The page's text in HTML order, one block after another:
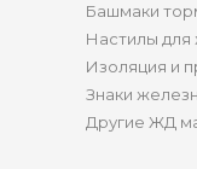
Башмаки
Настилы для
Изоляция и
Знаки
Другие ЖД